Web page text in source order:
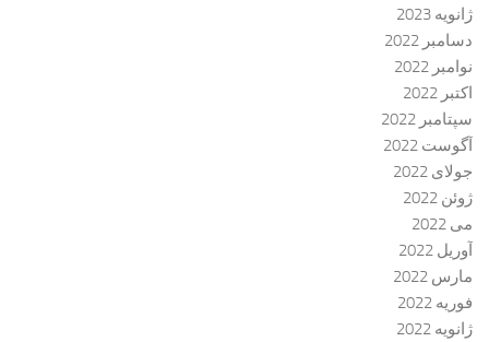
ژانویه 2023
دسامبر 2022
نوامبر 2022
اکتبر 2022
سپتامبر 2022
آگوست 2022
جولای 2022
ژوئن 2022
می 2022
آوریل 2022
مارس 2022
فوریه 2022
ژانویه 2022